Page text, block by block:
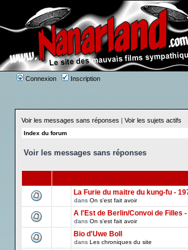
Connexion Inscription
Voir les messages sans réponses | Voir les sujets actifs
Index du forum
Voir les messages sans réponses
La Furie du maitre du kung-fu -
dans On s'est fait avoir
A l'Est de Berlin/Convoi de Filles
dans On s'est fait avoir
Bio d'Uwe Boll
dans Les chroniques du site